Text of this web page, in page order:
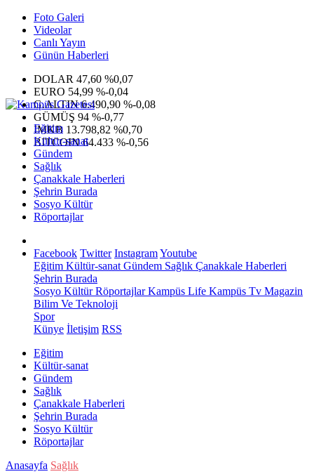
Foto Galeri
Videolar
Canlı Yayın
Günün Haberleri
DOLAR 47,60 %0,07
EURO 54,99 %-0,04
G.ALTIN6.490,90 %-0,08
GÜMÜŞ 94 %-0,77
IMKB 13.798,82 %0,70
BITCOIN64.433 %-0,56
Eğitim
Kültür-sanat
Gündem
Sağlık
Çanakkale Haberleri
Şehrin Burada
Sosyo Kültür
Röportajlar
Facebook Twitter InstagramYoutube
Eğitim Kültür-sanat Gündem Sağlık Çanakkale Haberleri
Şehrin Burada
Sosyo KültürRöportajlarKampüs Life Kampüs Tv Magazin
Bilim Ve Teknoloji
Spor
Künye İletişim RSS
Eğitim
Kültür-sanat
Gündem
Sağlık
Çanakkale Haberleri
Şehrin Burada
Sosyo Kültür
Röportajlar
Anasayfa Sağlık